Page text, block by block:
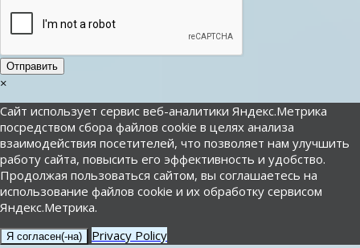
Отправить
×
Сайт использует сервис веб-аналитики Яндекс.Метрика
посредством сбора файлов cookie в целях анализа
взаимодействия посетителей, что позволяет нам улучшить
работу сайта, повысить его эффективность и удобство.
Продолжая пользоваться сайтом, вы соглашаетесь на
использование файлов cookie и их обработку сервисом
Яндекс.Метрика.
Я согласен(-на) Privacy Policy